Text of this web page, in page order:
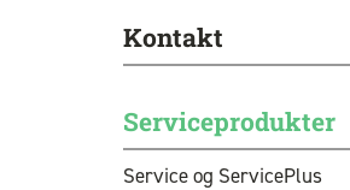
Kontakt
Serviceprodukter
Service og ServicePlus